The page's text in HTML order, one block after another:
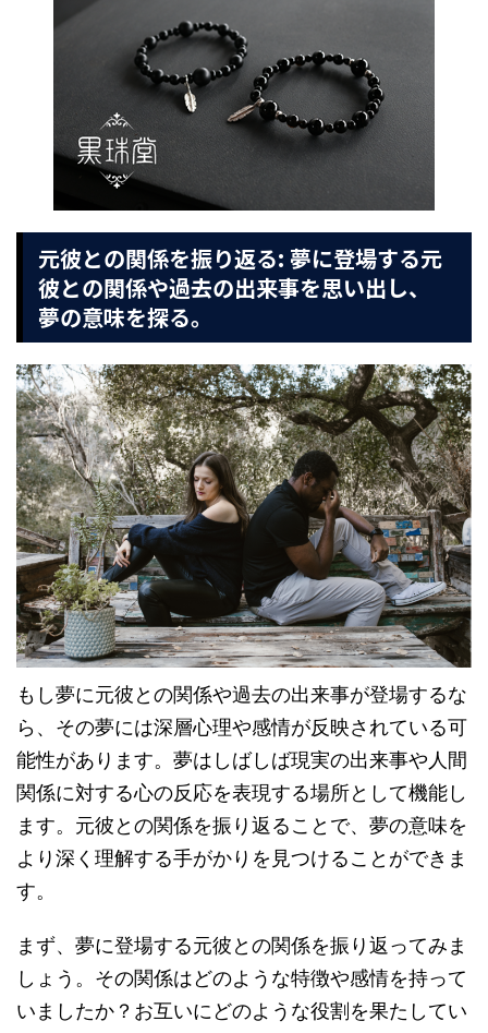
元彼との関係を振り返る: 夢に登場する元
彼との関係や過去の出来事を思い出し、
夢の意味を探る。
もし夢に元彼との関係や過去の出来事が登場するな
ら、その夢には深層心理や感情が反映されている可
能性があります。夢はしばしば現実の出来事や人間
関係に対する心の反応を表現する場所として機能し
ます。元彼との関係を振り返ることで、夢の意味を
より深く理解する手がかりを見つけることができま
す。
まず、夢に登場する元彼との関係を振り返ってみま
しょう。その関係はどのような特徴や感情を持って
いましたか？お互いにどのような役割を果たしてい